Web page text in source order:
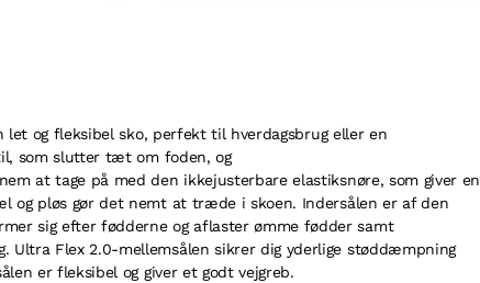
let og fleksibel sko, perfekt til hverdagsbrug eller en
som slutter tæt om foden, og
at tage på med den ikkejusterbare elastiksnøre, som giver en
pløs gør det nemt at træde i skoen. Indersålen er af den
sig efter fødderne og aflaster ømme fødder samt
Ultra Flex 2.0-mellemsålen sikrer dig yderlige støddæmpning
er fleksibel og giver et godt vejgreb.